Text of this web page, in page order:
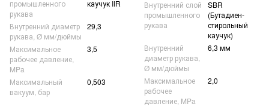
промышленного
рукава
каучук IIR
Внутренний диаметр
рукава, Ø мм/дюймы
29,3
Максимальное
рабочее давление,
MPa
3,5
Максимальный
вакуум, бар
0,503
Внутренний слой
промышленного
рукава
SBR
(Бутадиен-
стирольный
каучук)
Внутренний
диаметр рукава,
Ø мм/дюймы
6,3 мм
Максимальное
рабочее
давление, MPa
2,0